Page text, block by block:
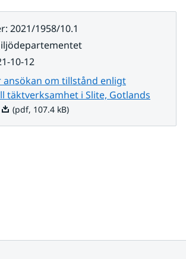
: 2021/1958/10.1
10-12
ansökan om tillstånd enligt
täktverksamhet i Slite, Gotlands
107.4 kB.
(pdf, 107.4 kB)